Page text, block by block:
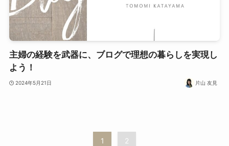
主婦の経験を武器に、ブログで理想の暮らしを実現し
よう！
2024年5月21日 片山 友見
1 2